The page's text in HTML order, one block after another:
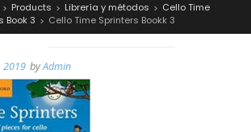
> Products > Librería y métodos > Cello Time
Book 3 > Cello Time Sprinters Bookk 3
2019 byAdmin